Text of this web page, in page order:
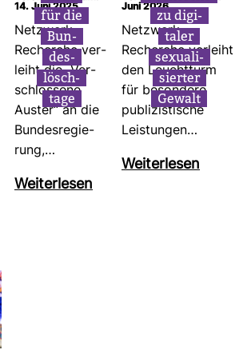
für die
Bun­
des­
lösch­
tage
14. Juni 2025
Netz­werk
Recherche ver­
leiht die „Ver­
schlos­sene
Auster“ an die
Bun­des­re­gie­
rung,…
Wei­ter­lesen
zu digi­
taler
sexua­li­
sierter
Gewalt
Juni 2026
Netz­werk
Recherche ver­leiht
den Leucht­turm
für beson­dere
publi­zis­ti­sche
Leis­tungen…
Wei­ter­lesen